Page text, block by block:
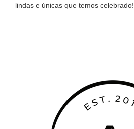
lindas e únicas que temos celebrado!